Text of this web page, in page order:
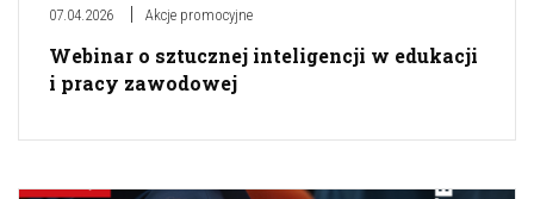
07.04.2026 Akcje promocyjne
Webinar o sztucznej inteligencji w edukacji
i pracy zawodowej